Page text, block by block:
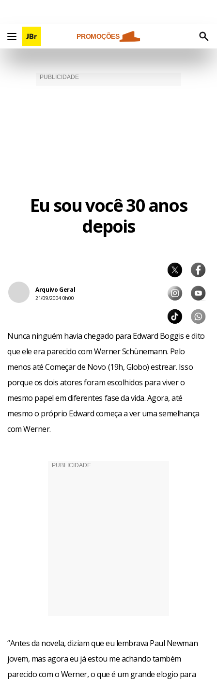
PROMOÇÕES
Eu sou você 30 anos
depois
Arquivo Geral
21/09/2004 0h00
Nunca ninguém havia chegado para Edward Boggis e dito
que ele era parecido com Werner Schünemann. Pelo
menos até Começar de Novo (19h, Globo) estrear. Isso
porque os dois atores foram escolhidos para viver o
mesmo papel em diferentes fase da vida. Agora, até
mesmo o próprio Edward começa a ver uma semelhança
com Werner.
“Antes da novela, diziam que eu lembrava Paul Newman
jovem, mas agora eu já estou me achando também
parecido com o Werner, o que é um grande elogio para